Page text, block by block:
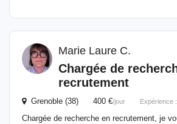
Marie Laure C.
Chargée de
recrutement
Grenoble (38) 400 €/jour Expérience :
Chargée de recherche en recrutement, je